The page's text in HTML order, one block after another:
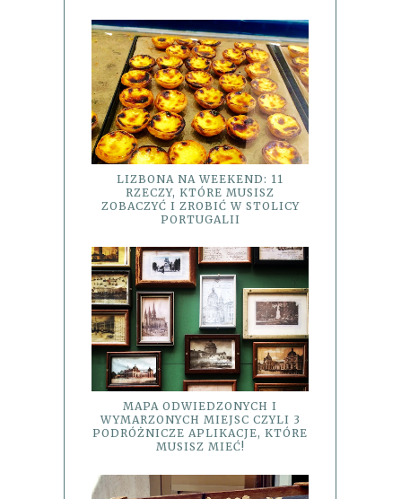
LIZBONA NA WEEKEND: 11
RZECZY, KTÓRE MUSISZ
ZOBACZYĆ I ZROBIĆ W STOLICY
PORTUGALII
MAPA ODWIEDZONYCH I
WYMARZONYCH MIEJSC CZYLI 3
PODRÓŻNICZE APLIKACJE, KTÓRE
MUSISZ MIEĆ!